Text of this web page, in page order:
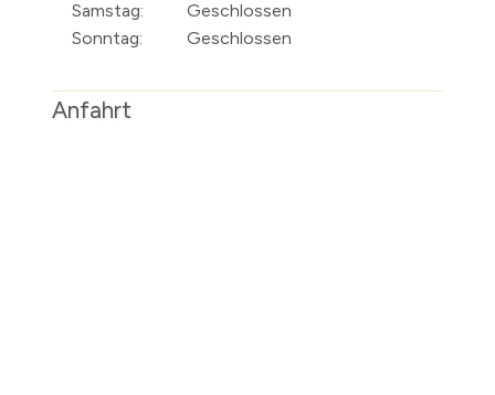
Samstag:
Geschlossen
Sonntag:
Geschlossen
Anfahrt